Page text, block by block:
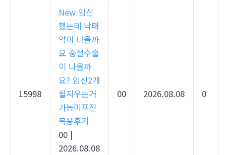
15998
New 임신
했는데 낙태
약이 나을까
요 중절수술
이 나을까
요? 임신2개
월지우는거
가능미­프진
복용후기
00 |
2026.08.08
00 2026.08.08 0